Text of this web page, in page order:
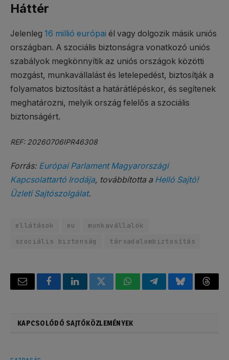
Háttér
Jelenleg 16 millió európai él vagy dolgozik másik uniós
országban. A szociális biztonságra vonatkozó uniós
szabályok megkönnyítik az uniós országok közötti
mozgást, munkavállalást és letelepedést, biztosítják a
folyamatos biztosítást a határátlépéskor, és segítenek
meghatározni, melyik ország felelős a szociális
biztonságért.
REF: 20260706IPR46308
Forrás: Európai Parlament Magyarországi
Kapcsolattartó Irodája, továbbította a Helló Sajtó!
Üzleti Sajtószolgálat.
ellátások eu
munkavállalók
szociális biztonság
társadalombiztosítás
Email FacebookLinkedInTwitterWhatsAppTelegramBluesky
KAPCSOLÓDÓ SAJTÓKÖZLEMÉNYEK